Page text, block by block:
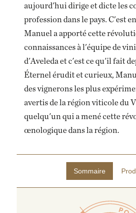
aujourd'hui dirige et dicte les
profession dans le pays. C'est
Manuel a apporté cette
connaissances à l'équipe de
d'Aveleda et c'est ce qu'il fait
Éternel érudit et curieux,
des vignerons les plus
avertis de la région viticole du
quelqu'un qui a mené cette
œnologique dans la région.
Sommaire